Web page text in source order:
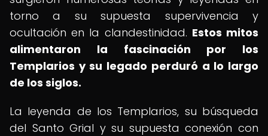
torno a su supuesta supervivencia y
ocultación en la clandestinidad. Estos mitos
alimentaron la fascinación por los
Templarios y su legado perduró a lo largo
de los siglos.
La leyenda de los Templarios, su búsqueda
del Santo Grial y su supuesta conexión con